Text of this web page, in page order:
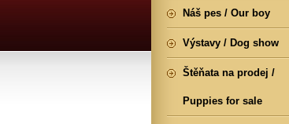
Náš pes / Our boy
Výstavy / Dog show
Štěňata na prodej /
Puppies for sale